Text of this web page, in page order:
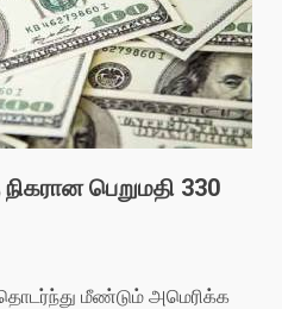
பெறுமதி 330
மீண்டும் அமெரிக்க